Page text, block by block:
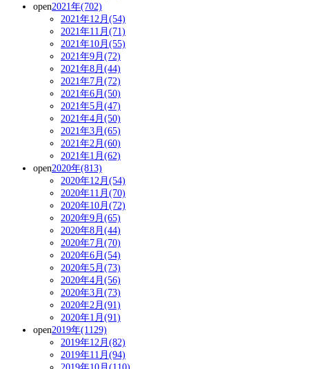
open2021年(702)
2021年12月(54)
2021年11月(71)
2021年10月(55)
2021年9月(72)
2021年8月(44)
2021年7月(72)
2021年6月(50)
2021年5月(47)
2021年4月(50)
2021年3月(65)
2021年2月(60)
2021年1月(62)
open2020年(813)
2020年12月(54)
2020年11月(70)
2020年10月(72)
2020年9月(65)
2020年8月(44)
2020年7月(70)
2020年6月(54)
2020年5月(73)
2020年4月(56)
2020年3月(73)
2020年2月(91)
2020年1月(91)
open2019年(1129)
2019年12月(82)
2019年11月(94)